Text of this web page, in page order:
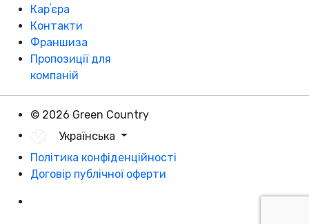
Карʼєра
Контакти
Франшиза
Пропозиції для
компаній
© 2026 Green Country
Українська
Політика конфіденційності
Договір публічної оферти